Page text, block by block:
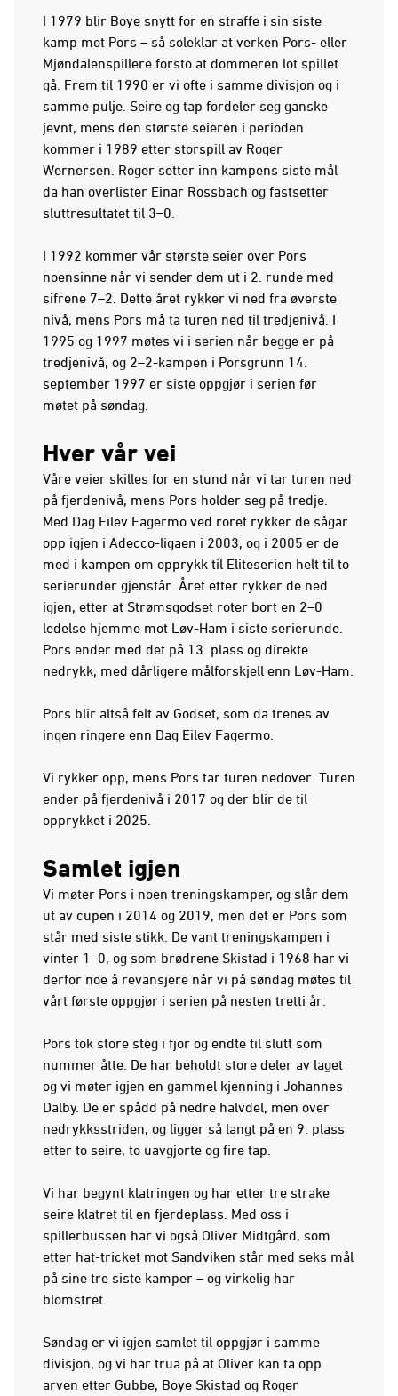
I 1979 blir Boye snytt for en straffe i sin siste
kamp mot Pors – så soleklar at verken Pors- eller
Mjøndalenspillere forsto at dommeren lot spillet
gå. Frem til 1990 er vi ofte i samme divisjon og i
samme pulje. Seire og tap fordeler seg ganske
jevnt, mens den største seieren i perioden
kommer i 1989 etter storspill av Roger
Wernersen. Roger setter inn kampens siste mål
da han overlister Einar Rossbach og fastsetter
sluttresultatet til 3–0.
I 1992 kommer vår største seier over Pors
noensinne når vi sender dem ut i 2. runde med
sifrene 7–2. Dette året rykker vi ned fra øverste
nivå, mens Pors må ta turen ned til tredjenivå. I
1995 og 1997 møtes vi i serien når begge er på
tredjenivå, og 2–2-kampen i Porsgrunn 14.
september 1997 er siste oppgjør i serien før
møtet på søndag.
Hver vår vei
Våre veier skilles for en stund når vi tar turen ned
på fjerdenivå, mens Pors holder seg på tredje.
Med Dag Eilev Fagermo ved roret rykker de sågar
opp igjen i Adecco-ligaen i 2003, og i 2005 er de
med i kampen om opprykk til Eliteserien helt til to
serierunder gjenstår. Året etter rykker de ned
igjen, etter at Strømsgodset roter bort en 2–0
ledelse hjemme mot Løv-Ham i siste serierunde.
Pors ender med det på 13. plass og direkte
nedrykk, med dårligere målforskjell enn Løv-Ham.
Pors blir altså felt av Godset, som da trenes av
ingen ringere enn Dag Eilev Fagermo.
Vi rykker opp, mens Pors tar turen nedover. Turen
ender på fjerdenivå i 2017 og der blir de til
opprykket i 2025.
Samlet igjen
Vi møter Pors i noen treningskamper, og slår dem
ut av cupen i 2014 og 2019, men det er Pors som
står med siste stikk. De vant treningskampen i
vinter 1–0, og som brødrene Skistad i 1968 har vi
derfor noe å revansjere når vi på søndag møtes til
vårt første oppgjør i serien på nesten tretti år.
Pors tok store steg i fjor og endte til slutt som
nummer åtte. De har beholdt store deler av laget
og vi møter igjen en gammel kjenning i Johannes
Dalby. De er spådd på nedre halvdel, men over
nedrykksstriden, og ligger så langt på en 9. plass
etter to seire, to uavgjorte og fire tap.
Vi har begynt klatringen og har etter tre strake
seire klatret til en fjerdeplass. Med oss i
spillerbussen har vi også Oliver Midtgård, som
etter hat-tricket mot Sandviken står med seks mål
på sine tre siste kamper – og virkelig har
blomstret.
Søndag er vi igjen samlet til oppgjør i samme
divisjon, og vi har trua på at Oliver kan ta opp
arven etter Gubbe, Boye Skistad og Roger